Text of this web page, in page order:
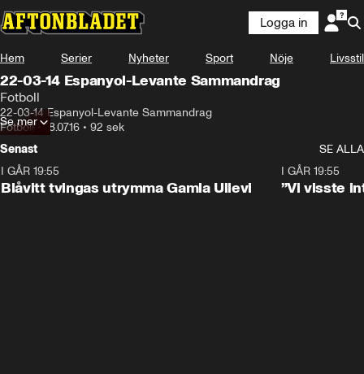
Logga in
Hem Serier Nyheter Sport Nöje Livsstil
22-03-14 Espanyol-Levante Sammandrag
Fotboll
22-03-14 Espanyol-Levante Sammandrag
Fotboll•18.07.16 • 92 sek
Se mer
Senast
SE ALLA
I GÅR 19:55
Blåvitt tvingas utrymma Gamla Ullevi
I GÅR 19:55
”Vi visste